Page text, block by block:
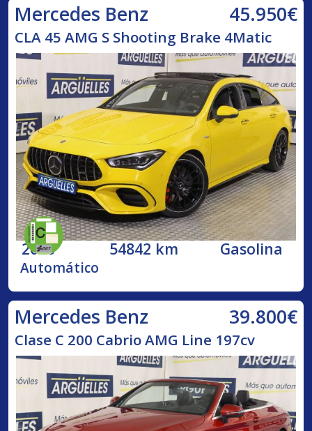
Mercedes Benz 45.950€
CLA 45 AMG S Shooting Brake 4Matic
2020 54842 km Gasolina
Automático
Mercedes Benz 39.800€
Clase C 200 Cabrio AMG Line 197cv